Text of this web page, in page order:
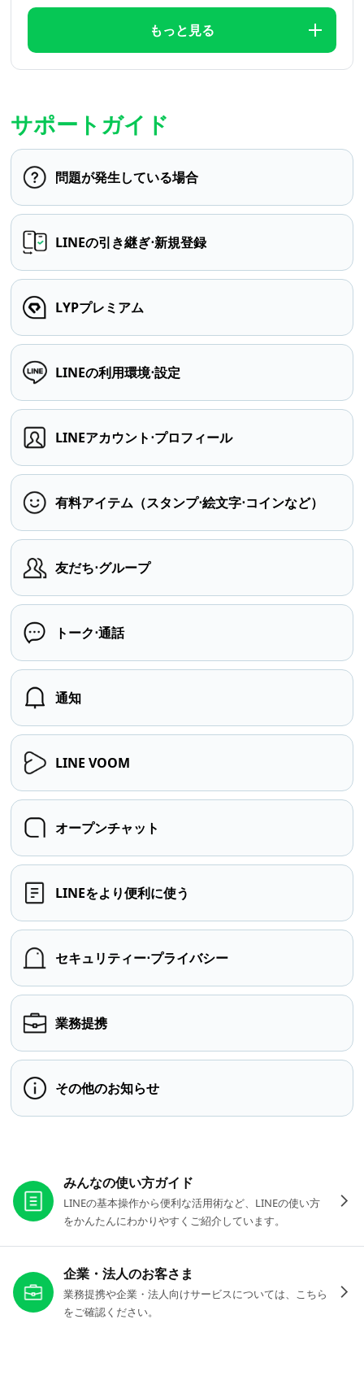
もっと見る
サポートガイド
問題が発生している場合
LINEの引き継ぎ⋅新規登録
LYPプレミアム
LINEの利用環境⋅設定
LINEアカウント⋅プロフィール
有料アイテム（スタンプ⋅絵文字⋅コインなど）
友だち⋅グループ
トーク⋅通話
通知
LINE VOOM
オープンチャット
LINEをより便利に使う
セキュリティー⋅プライバシー
業務提携
その他のお知らせ
みんなの使い方ガイド
LINEの基本操作から便利な活用術など、LINEの使い方
をかんたんにわかりやすくご紹介しています。
企業・法人のお客さま
業務提携や企業・法人向けサービスについては、こちら
をご確認ください。